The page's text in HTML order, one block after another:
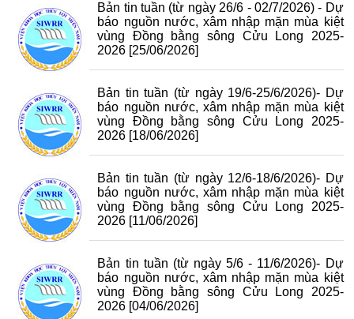
Bản tin tuần (từ ngày 26/6 - 02/7/2026) - Dự
báo nguồn nước, xâm nhập mặn mùa kiệt
vùng Đồng bằng sông Cửu Long 2025-
2026 [25/06/2026]
Bản tin tuần (từ ngày 19/6-25/6/2026)- Dự
báo nguồn nước, xâm nhập mặn mùa kiệt
vùng Đồng bằng sông Cửu Long 2025-
2026 [18/06/2026]
Bản tin tuần (từ ngày 12/6-18/6/2026)- Dự
báo nguồn nước, xâm nhập mặn mùa kiệt
vùng Đồng bằng sông Cửu Long 2025-
2026 [11/06/2026]
Bản tin tuần (từ ngày 5/6 - 11/6/2026)- Dự
báo nguồn nước, xâm nhập mặn mùa kiệt
vùng Đồng bằng sông Cửu Long 2025-
2026 [04/06/2026]